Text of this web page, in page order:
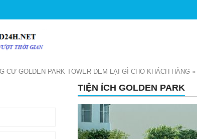
CƯ GOLDEN PARK TOWER ĐEM LẠI GÌ CHO KHÁCH HÀNG »
TIỆN ÍCH GOLDEN PARK